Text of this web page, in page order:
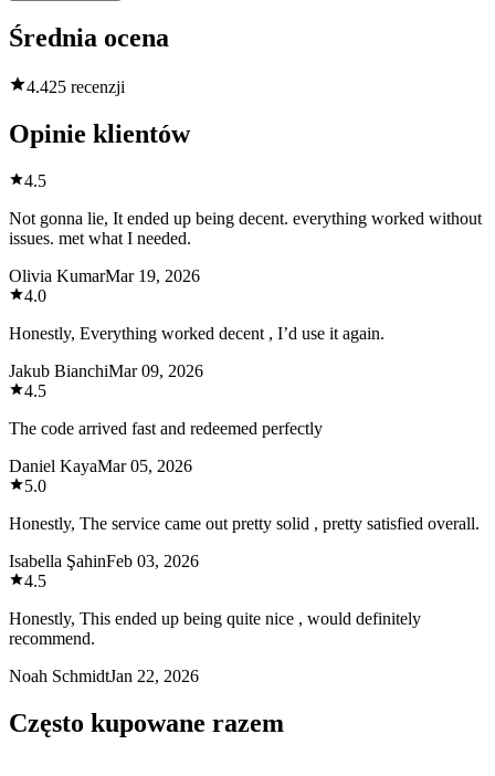
Średnia ocena
4.425 recenzji
Opinie klientów
4.5
Not gonna lie, It ended up being decent. everything worked without
issues. met what I needed.
Olivia KumarMar 19, 2026
4.0
Honestly, Everything worked decent , I’d use it again.
Jakub BianchiMar 09, 2026
4.5
The code arrived fast and redeemed perfectly
Daniel KayaMar 05, 2026
5.0
Honestly, The service came out pretty solid , pretty satisfied overall.
Isabella ŞahinFeb 03, 2026
4.5
Honestly, This ended up being quite nice , would definitely
recommend.
Noah SchmidtJan 22, 2026
Często kupowane razem